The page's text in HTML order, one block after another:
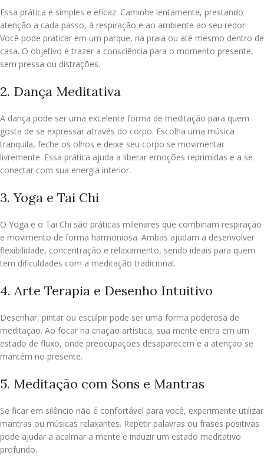
Essa prática é simples e eficaz. Caminhe lentamente, prestando
atenção a cada passo, à respiração e ao ambiente ao seu redor.
Você pode praticar em um parque, na praia ou até mesmo dentro de
casa. O objetivo é trazer a consciência para o momento presente,
sem pressa ou distrações.
2. Dança Meditativa
A dança pode ser uma excelente forma de meditação para quem
gosta de se expressar através do corpo. Escolha uma música
tranquila, feche os olhos e deixe seu corpo se movimentar
livremente. Essa prática ajuda a liberar emoções reprimidas e a se
conectar com sua energia interior.
3. Yoga e Tai Chi
O Yoga e o Tai Chi são práticas milenares que combinam respiração
e movimento de forma harmoniosa. Ambas ajudam a desenvolver
flexibilidade, concentração e relaxamento, sendo ideais para quem
tem dificuldades com a meditação tradicional.
4. Arte Terapia e Desenho Intuitivo
Desenhar, pintar ou esculpir pode ser uma forma poderosa de
meditação. Ao focar na criação artística, sua mente entra em um
estado de fluxo, onde preocupações desaparecem e a atenção se
mantém no presente.
5. Meditação com Sons e Mantras
Se ficar em silêncio não é confortável para você, experimente utilizar
mantras ou músicas relaxantes. Repetir palavras ou frases positivas
pode ajudar a acalmar a mente e induzir um estado meditativo
profundo.